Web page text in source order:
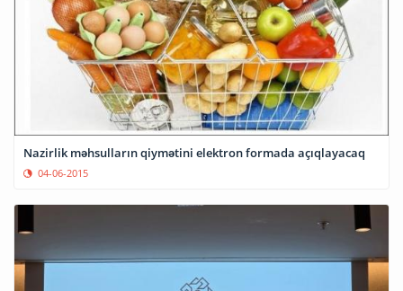
Nazirlik məhsulların qiymətini elektron formada açıqlayacaq
04-06-2015